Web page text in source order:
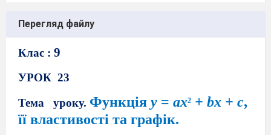
Перегляд файлу
Клас : 9
УРОК 23
Тема
уроку. Функція у = ax2 + bx + c,
її властивості та графік.